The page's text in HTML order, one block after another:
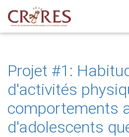
Projet #1:
d'activités
comportements
d'adolescents